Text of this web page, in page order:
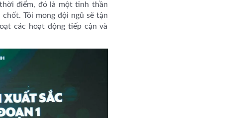
điểm, đó là một tinh thần
Tôi mong đội ngũ sẽ tận
các hoạt động tiếp cận và